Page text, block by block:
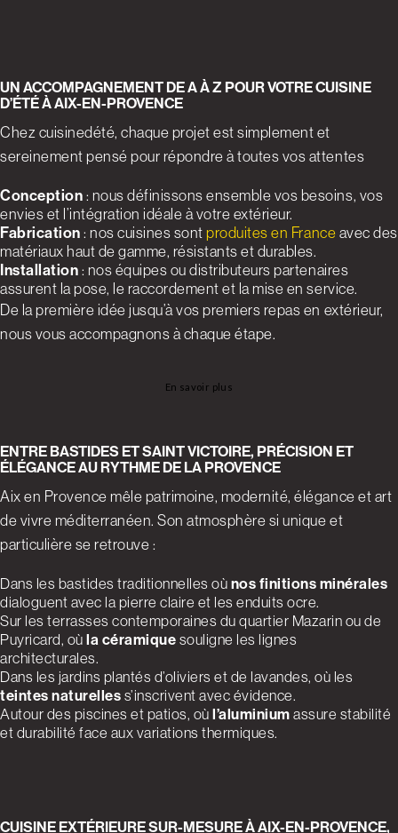
UN ACCOMPAGNEMENT DE A À Z POUR VOTRE CUISINE
D’ÉTÉ À AIX-EN-PROVENCE
Chez cuisinedété, chaque projet est simplement et
sereinement pensé pour répondre à toutes vos attentes
Conception: nous définissons ensemble vos besoins, vos
envies et l’intégration idéale à votre extérieur.
Fabrication: nos cuisines sontproduites en Franceavec des
matériaux haut de gamme, résistants et durables.
Installation: nos équipes ou distributeurs partenaires
assurent la pose, le raccordement et la mise en service.
De la première idée jusqu’à vos premiers repas en extérieur,
nous vous accompagnons à chaque étape.
En savoir plus
ENTRE BASTIDES ET SAINT VICTOIRE, PRÉCISION ET
ÉLÉGANCE AU RYTHME DE LA PROVENCE
Aix en Provence mêle patrimoine, modernité, élégance et art
de vivre méditerranéen. Son atmosphère si unique et
particulière se retrouve :
Dans les bastides traditionnelles oùnos finitions minérales
dialoguent avec la pierre claire et les enduits ocre.
Sur les terrasses contemporaines du quartier Mazarin ou de
Puyricard, oùla céramiquesouligne les lignes
architecturales.
Dans les jardins plantés d’oliviers et de lavandes, où les
teintes naturelless’inscrivent avec évidence.
Autour des piscines et patios, oùl’aluminiumassure stabilité
et durabilité face aux variations thermiques.
CUISINE EXTÉRIEURE SUR-MESURE À AIX-EN-PROVENCE,